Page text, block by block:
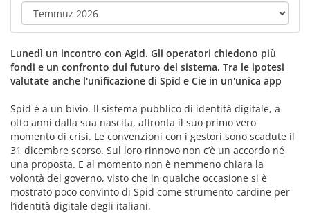
Lunedì un incontro con Agid. Gli operatori chiedono più
fondi e un confronto dul futuro del sistema. Tra le ipotesi
valutate anche l'unificazione di Spid e Cie in un'unica app
Spid è a un bivio. Il sistema pubblico di identità digitale, a
otto anni dalla sua nascita, affronta il suo primo vero
momento di crisi. Le convenzioni con i gestori sono scadute il
31 dicembre scorso. Sul loro rinnovo non c’è un accordo né
una proposta. E al momento non è nemmeno chiara la
volontà del governo, visto che in qualche occasione si è
mostrato poco convinto di Spid come strumento cardine per
l’identità digitale degli italiani.